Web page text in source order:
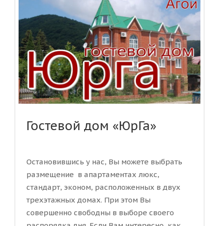
Гостевой дом «ЮрГа»
Остановившись у нас, Вы можете выбрать
размещение в апартаментах люкс,
стандарт, эконом, расположенных в двух
трехэтажных домах. При этом Вы
совершенно свободны в выборе своего